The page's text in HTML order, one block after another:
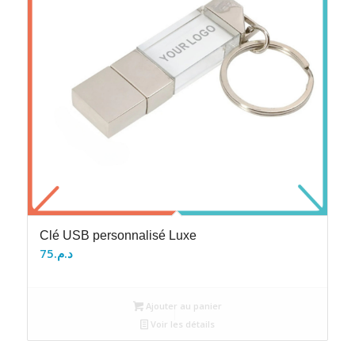
Clé USB personnalisé Luxe
د.م.75
Ajouter au panier
Voir les détails